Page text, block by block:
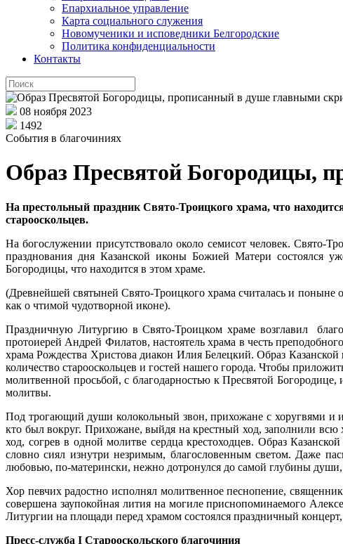
Епархиальное управление
Карта социального служения
Новомученики и исповедники Белгородские
Политика конфиденциальности
Контакты
08 ноября 2023
1492
События в благочиниях
Образ Пресвятой Богородицы,
На престольный праздник Свято-Троицкого храма, что
старооскольцев.
На богослужении присутствовало около семисот человек. Свято-
празднования дня Казанской иконы Божией Матери
Богородицы, что находится в этом храме.
(Древнейшей святыней Свято-Троицкого храма считалась и поныне
как о чтимой чудотворной иконе).
Праздничную Литургию в Свято-Троицком храме возглавил
протоиерей Андрей Филатов, настоятель храма в честь
храма Рождества Христова диакон Илия Белецкий. Образ
количество старооскольцев и гостей нашего города. Чтобы
молитвенной просьбой, с благодарностью к Пресвятой
молитвы.
Под трогающий души колокольный звон, прихожане с хоругвями
кто был вокруг. Прихожане, выйдя на крестный ход, заполнили
ход, согрев в одной молитве сердца крестоходцев. Образ
словно сиял изнутри незримым, благословенным светом. Даже
любовью, по-матерински, нежно дотронулся до самой глубины души,
Хор певчих радостно исполнял молитвенное песнопение,
совершена заупокойная лития на могиле приснопоминаемого
Литургии на площади перед храмом состоялся праздничный
Пресс-служба I Старооскольского благочиния